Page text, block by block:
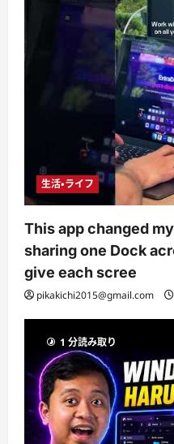
生活・ライフ
This app changed
sharing one Dock
give each scree
pikakichi2015@gmail.com
1 分読み取り